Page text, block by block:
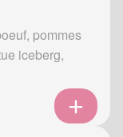
pommes
iceberg,